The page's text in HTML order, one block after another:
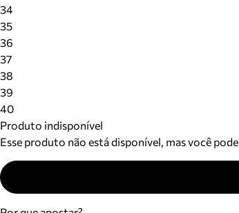
34
35
36
37
38
39
40
Produto indisponível
Esse produto não está disponível, mas você pode